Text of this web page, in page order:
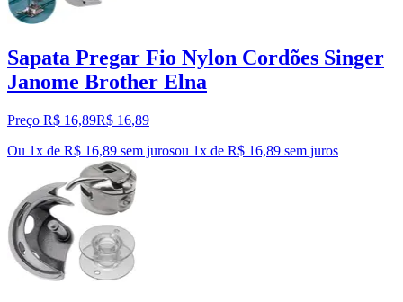
Sapata Pregar Fio Nylon Cordões Singer
Janome Brother Elna
Preço R$ 16,89R$ 16,89
Ou 1x de R$ 16,89 sem jurosou 1x de R$ 16,89 sem juros